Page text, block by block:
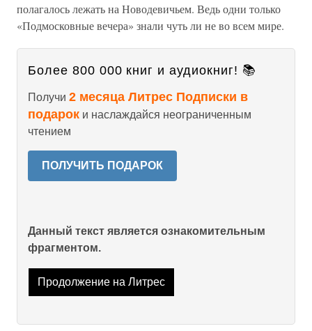
полагалось лежать на Новодевичьем. Ведь одни только
«Подмосковные вечера» знали чуть ли не во всем мире.
Более 800 000 книг и аудиокниг! 📚
Получи 2 месяца Литрес Подписки в
подарок и наслаждайся неограниченным
чтением
ПОЛУЧИТЬ ПОДАРОК
Данный текст является ознакомительным
фрагментом.
Продолжение на Литрес